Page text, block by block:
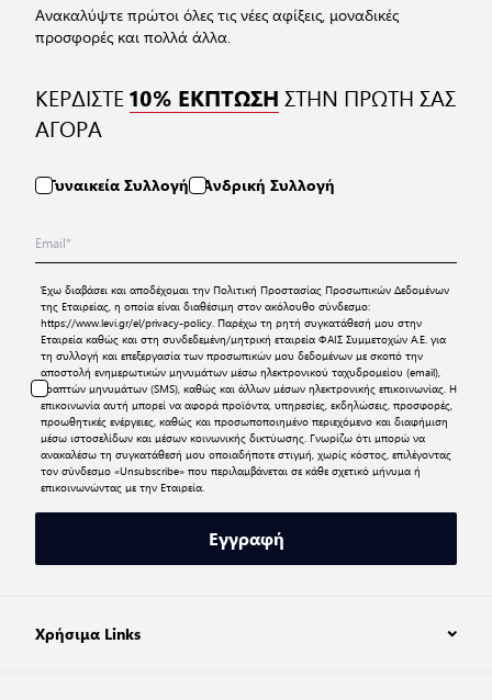
Ανακαλύψτε πρώτοι όλες τις νέες αφίξεις, μοναδικές
προσφορές και πολλά άλλα.
ΚΕΡΔΙΣΤΕ10% ΕΚΠΤΩΣΗ ΣΤΗΝ ΠΡΩΤΗ ΣΑΣ
ΑΓΟΡΑ
Γυναικεία Συλλογή Ανδρική Συλλογή
Έχω διαβάσει και αποδέχομαι την Πολιτική Προστασίας Προσωπικών Δεδομένων
της Εταιρείας, η οποία είναι διαθέσιμη στον ακόλουθο σύνδεσμο:
https://www.levi.gr/el/privacy-policy. Παρέχω τη ρητή συγκατάθεσή μου στην
Εταιρεία καθώς και στη συνδεδεμένη/μητρική εταιρεία ΦΑΙΣ Συμμετοχών Α.Ε. για
τη συλλογή και επεξεργασία των προσωπικών μου δεδομένων με σκοπό την
αποστολή ενημερωτικών μηνυμάτων μέσω ηλεκτρονικού ταχυδρομείου (email),
γραπτών μηνυμάτων (SMS), καθώς και άλλων μέσων ηλεκτρονικής επικοινωνίας. Η
επικοινωνία αυτή μπορεί να αφορά προϊόντα, υπηρεσίες, εκδηλώσεις, προσφορές,
προωθητικές ενέργειες, καθώς και προσωποποιημένο περιεχόμενο και διαφήμιση
μέσω ιστοσελίδων και μέσων κοινωνικής δικτύωσης. Γνωρίζω ότι μπορώ να
ανακαλέσω τη συγκατάθεσή μου οποιαδήποτε στιγμή, χωρίς κόστος, επιλέγοντας
τον σύνδεσμο «Unsubscribe» που περιλαμβάνεται σε κάθε σχετικό μήνυμα ή
επικοινωνώντας με την Εταιρεία.
Εγγραφή
Χρήσιμα Links